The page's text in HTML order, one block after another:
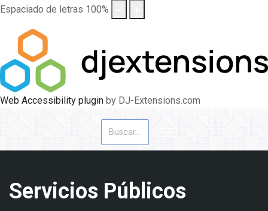
Espaciado de letras 100%
Web Accessibility plugin by DJ-Extensions.com
Buscar
Servicios Públicos